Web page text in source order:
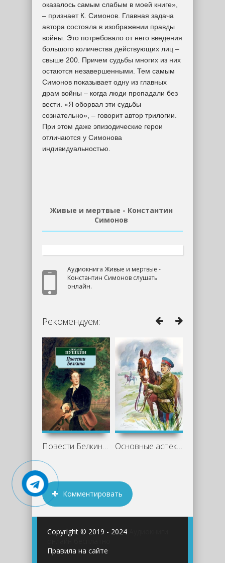
оказалось самым слабым в моей книге»,
– признает К. Симонов. Главная задача
автора состояла в изображении правды
войны. Это потребовало от него введения
большого количества действующих лиц –
свыше 200. Причем судьбы многих из них
остаются незавершенными. Тем самым
Симонов показывает одну из главных
драм войны – когда люди пропадали без
вести. «Я оборвал эти судьбы
сознательно», – говорит автор трилогии.
При этом даже эпизодические герои
отличаются у Симонова
индивидуальностью.
Живые и мертвые - Константин
Симонов
Аудиокнига Живые и мертвые -
Константин Симонов слушать
онлайн.
Рекомендуем:
Повести Белкина - Александр Пушкин Основные аспекты романа «Казачий крест»
Комментировать
Copyright © 2019 - 2024
Правила на сайте